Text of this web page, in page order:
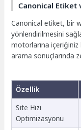
Canonical Etiket
Canonical etiket, bir
yönlendirilmesini
motorlarına içeriğiniz
arama sonuçlarında
Özellik
Site Hızı
Optimizasyonu